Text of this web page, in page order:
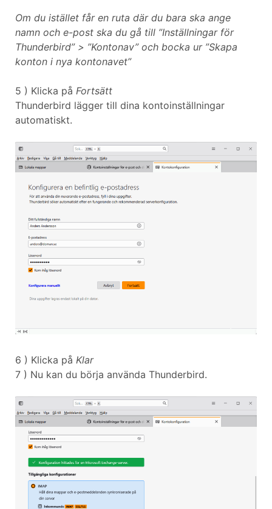
Om du istället får en ruta där du bara ska ange
namn och e-post ska du gå till ”Inställningar för
Thunderbird” > ”Kontonav” och bocka ur ”Skapa
konton i nya kontonavet”
5 ) Klicka på Fortsätt
Thunderbird lägger till dina kontoinställningar
automatiskt.
6 ) Klicka på Klar
7 ) Nu kan du börja använda Thunderbird.